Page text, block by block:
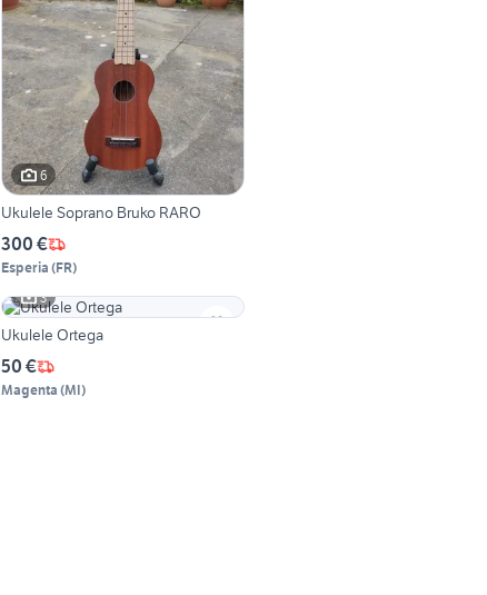
6
Ukulele Soprano Bruko RARO
300 €
Esperia (FR)
3
Ukulele Ortega
50 €
Magenta (MI)